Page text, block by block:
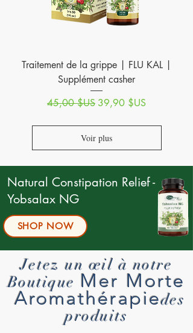
Traitement de la grippe | FLU KAL |
Supplément casher
Prix original
45,00 $US Prix promotionnel
39,90 $US
Voir plus
Natural Constipation Relief -
Yobsalax NG
SHOP NOW
Jetez un œil à notre
Boutique Mer Morte
Aromathérapiedes
produits